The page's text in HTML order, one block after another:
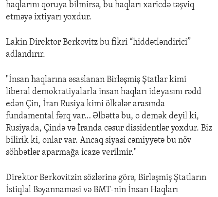
haqlarını qoruya bilmirsə, bu haqları xaricdə təşviq
etməyə ixtiyarı yoxdur.
Lakin Direktor Berkovitz bu fikri “hiddətləndirici”
adlandırır.
"İnsan haqlarına əsaslanan Birləşmiş Ştatlar kimi
liberal demokratiyalarla insan haqları ideyasını rədd
edən Çin, İran Rusiya kimi ölkələr arasında
fundamental fərq var… Əlbəttə bu, o demək deyil ki,
Rusiyada, Çində və İranda cəsur dissidentlər yoxdur. Biz
bilirik ki, onlar var. Ancaq siyasi cəmiyyətə bu növ
söhbətlər aparmağa icazə verilmir."
Direktor Berkovitzin sözlərinə görə, Birləşmiş Ştatların
İstiqlal Bəyannaməsi və BMT-nin İnsan Haqları